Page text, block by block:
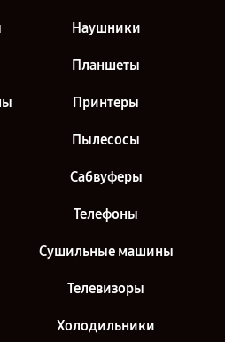
Наушники
Планшеты
Принтеры
Пылесосы
Сабвуферы
Телефоны
Сушильные машины
Телевизоры
Холодильники